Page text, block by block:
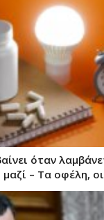
όταν
μαζί – Τα οφέλη,